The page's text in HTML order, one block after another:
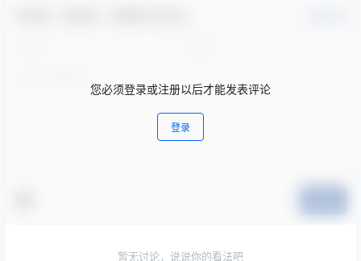
您必须登录或注册以后才能发表评论
登录
暂无讨论，说说你的看法吧